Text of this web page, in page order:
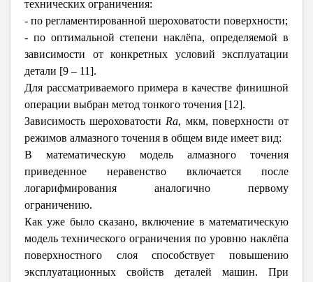
технических ограничения:
- по регламентированной шероховатости поверхности;
- по оптимальной степени наклёпа, определяемой в
зависимости от конкретных условий эксплуатации
детали [9 – 11].
Для рассматриваемого примера в качестве финишной
операции выбран метод тонкого точения [12].
Зависимость шероховатости Ra, мкм, поверхности от
режимов алмазного точения в общем виде имеет вид:
В математическую модель алмазного точения
приведенное неравенство включается после
логарифмирования аналогично первому
ограничению.
Как уже было сказано, включение в математическую
модель технического ограничения по уровню наклёпа
поверхностного слоя способствует повышению
эксплуатационных свойств деталей машин. При